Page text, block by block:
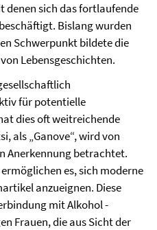
denen sich das fortlaufende
Bislang wurden
Schwerpunkt bildete die
Lebensgeschichten.
für potentielle
dies oft weitreichende
als „Ganove“, wird von
Anerkennung betrachtet.
es, sich moderne
anzueignen. Diese
mit Alkohol -
Frauen, die aus Sicht der